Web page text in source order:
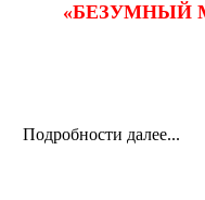
«БЕЗУМНЫЙ
Подробности далее...